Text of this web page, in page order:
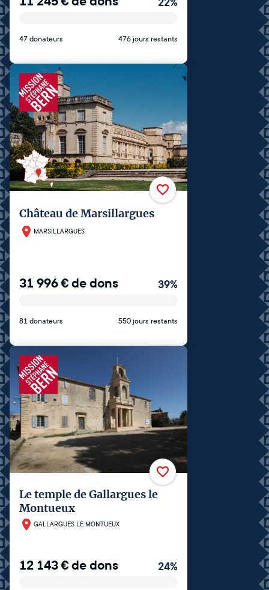
47 donateurs 476 jours restants
Château de Marsillargues
MARSILLARGUES
31 996€de dons 39%
81 donateurs 550 jours restants
Le temple de Gallargues le
Montueux
GALLARGUES LE MONTUEUX
12 143€de dons 24%